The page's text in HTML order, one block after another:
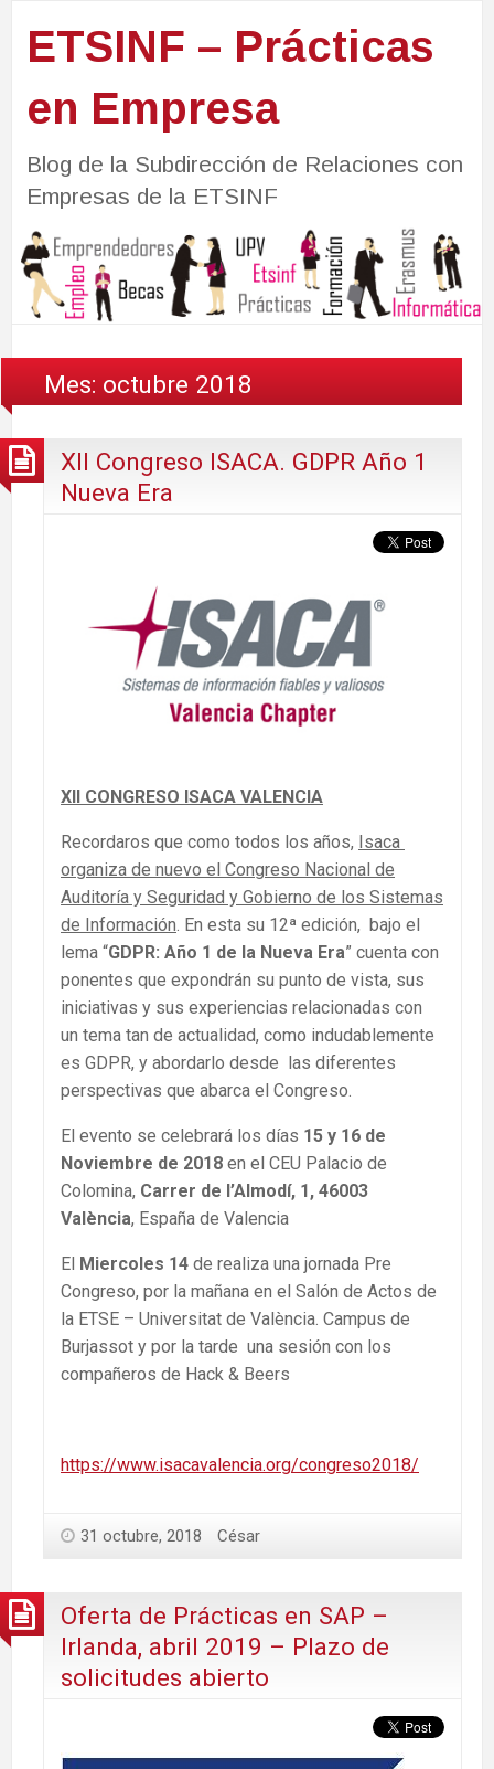
ETSINF – Prácticas
en Empresa
Blog de la Subdirección de Relaciones con
Empresas de la ETSINF
Mes: octubre 2018
XII Congreso ISACA. GDPR Año 1
Nueva Era
XII CONGRESO ISACA VALENCIA
Recordaros que como todos los años, Isaca
organiza de nuevo el Congreso Nacional de
Auditoría y Seguridad y Gobierno de los Sistemas
de Información. En esta su 12ª edición, bajo el
lema “GDPR: Año 1 de la Nueva Era” cuenta con
ponentes que expondrán su punto de vista, sus
iniciativas y sus experiencias relacionadas con
un tema tan de actualidad, como indudablemente
es GDPR, y abordarlo desde las diferentes
perspectivas que abarca el Congreso.
El evento se celebrará los días 15 y 16 de
Noviembre de 2018 en el CEU Palacio de
Colomina, Carrer de l’Almodí, 1, 46003
València, España de Valencia
El Miercoles 14 de realiza una jornada Pre
Congreso, por la mañana en el Salón de Actos de
la ETSE – Universitat de València. Campus de
Burjassot y por la tarde una sesión con los
compañeros de Hack & Beers
https://www.isacavalencia.org/congreso2018/
31 octubre, 2018 César
Oferta de Prácticas en SAP –
Irlanda, abril 2019 – Plazo de
solicitudes abierto